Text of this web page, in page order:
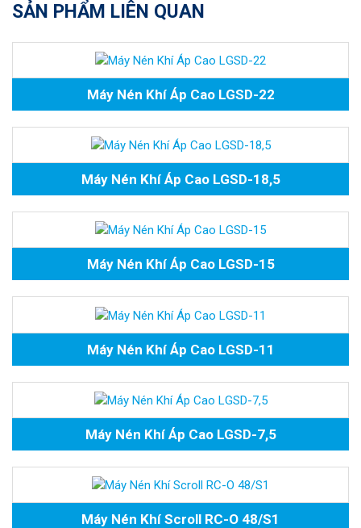
SẢN PHẨM LIÊN QUAN
Máy Nén Khí Áp Cao LGSD-22
Máy Nén Khí Áp Cao LGSD-18,5
Máy Nén Khí Áp Cao LGSD-15
Máy Nén Khí Áp Cao LGSD-11
Máy Nén Khí Áp Cao LGSD-7,5
Máy Nén Khí Scroll RC-O 48/S1